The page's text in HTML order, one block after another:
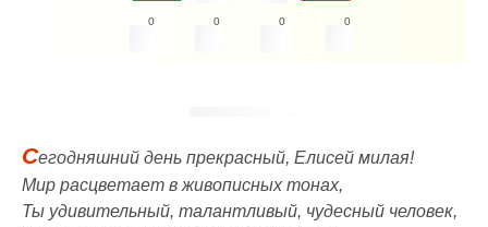
0 0 0 0
Сегодняшний день прекрасный, Елисей милая!
Мир расцветает в живописных тонах,
Ты удивительный, талантливый, чудесный человек,